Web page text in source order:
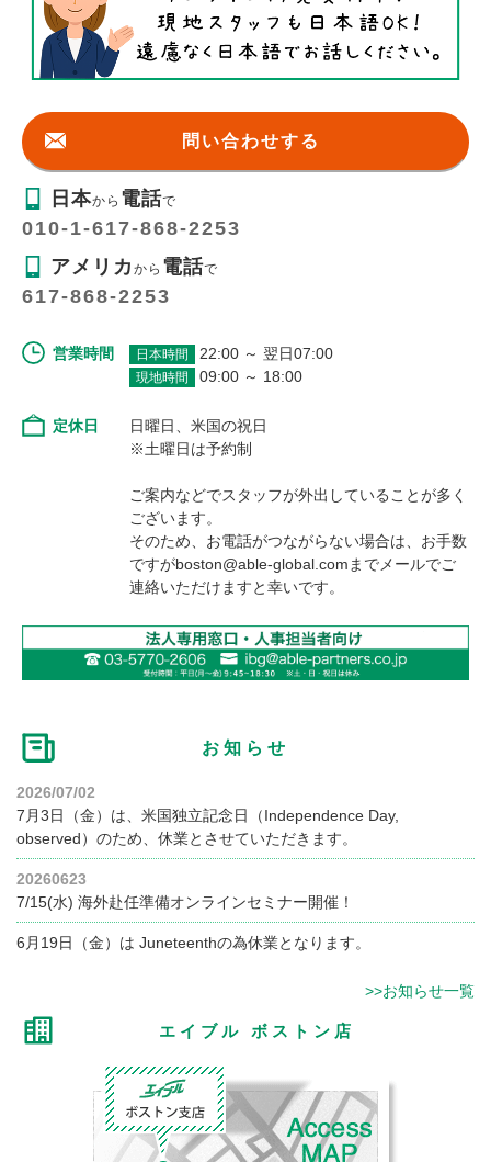
問い合わせする
日本から 電話で
010-1-617-868-2253
アメリカから 電話で
617-868-2253
営業時間 日本時間 22:00 ～ 翌日07:00
現地時間 09:00 ～ 18:00
定休日
日曜日、米国の祝日
※土曜日は予約制
ご案内などでスタッフが外出していることが多く
ございます。
そのため、お電話がつながらない場合は、お手数
ですがboston@able-global.comまでメールでご
連絡いただけますと幸いです。
お知らせ
2026/07/02
7月3日（金）は、米国独立記念日（Independence Day,
observed）のため、休業とさせていただきます。
20260623
7/15(水) 海外赴任準備オンラインセミナー開催！
6月19日（金）は Juneteenthの為休業となります。
>>お知らせ一覧
エイブル ボストン店